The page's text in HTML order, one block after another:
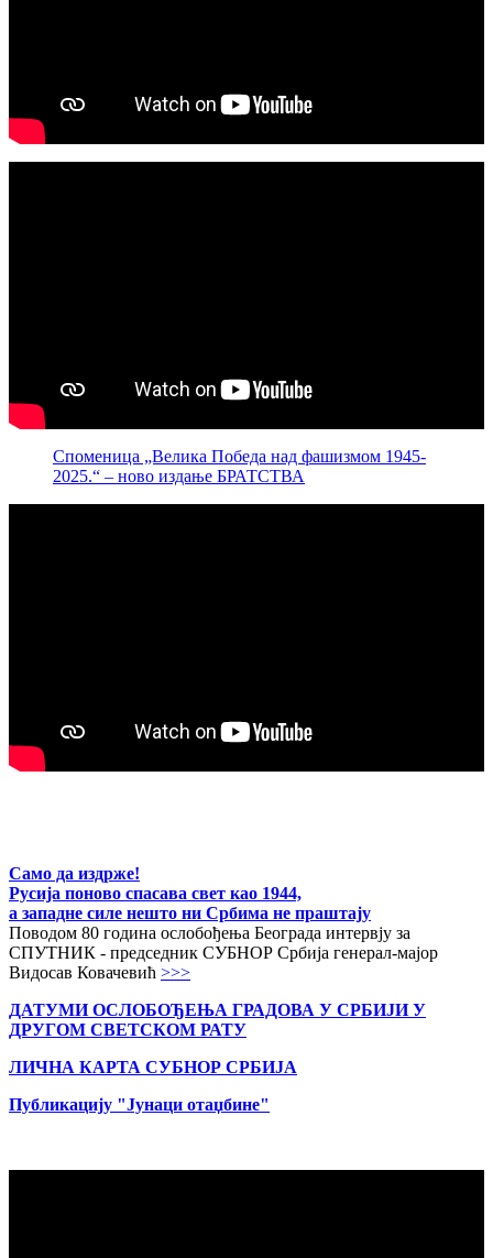
Споменица „Велика Победа над фашизмом 1945-
2025.“ – ново издање БРАТСТВА
Само да издрже!
Русија поново спасава свет као 1944,
а западне силе нешто ни Србима не праштају
Поводом 80 година ослобођења Београда интервју за
СПУТНИК - председник СУБНОР Србија генерал-мајор
Видосав Ковачевић >>>
ДАТУМИ ОСЛОБОЂЕЊА ГРАДОВА У СРБИЈИ У
ДРУГОМ СВЕТСКОМ РАТУ
ЛИЧНА КАРТА СУБНОР СРБИЈА
Публикацију "Јунаци отаџбине"